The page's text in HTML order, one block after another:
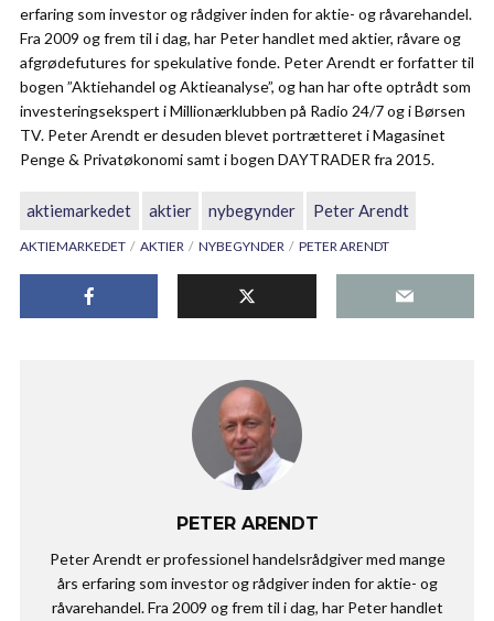
erfaring som investor og rådgiver inden for aktie- og råvarehandel.
Fra 2009 og frem til i dag, har Peter handlet med aktier, råvare og
afgrødefutures for spekulative fonde. Peter Arendt er forfatter til
bogen ”Aktiehandel og Aktieanalyse”, og han har ofte optrådt som
investeringsekspert i Millionærklubben på Radio 24/7 og i Børsen
TV. Peter Arendt er desuden blevet portrætteret i Magasinet
Penge & Privatøkonomi samt i bogen DAYTRADER fra 2015.
aktiemarkedet aktier nybegynder Peter Arendt
AKTIEMARKEDET AKTIER NYBEGYNDER PETER ARENDT
PETER ARENDT
Peter Arendt er professionel handelsrådgiver med mange
års erfaring som investor og rådgiver inden for aktie- og
råvarehandel. Fra 2009 og frem til i dag, har Peter handlet